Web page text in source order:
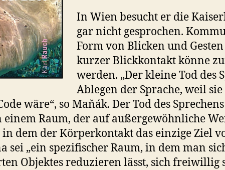
In Wien besucht er die
gar nicht gesprochen.
Form von Blicken und
kurzer Blickkontakt könne
werden. „Der kleine Tod des
Ablegen der Sprache, weil
wäre“, so Maňák. Der Tod des
Raum, der auf außergewöhnliche
dem der Körperkontakt das einzige Ziel
sei „ein spezifischer Raum, in dem man
Objektes reduzieren lässt, sich freiwillig